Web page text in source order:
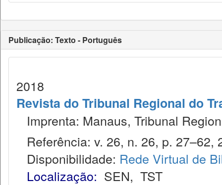
Publicação: Texto - Português
2018
Revista do Tribunal Regional do
Imprenta: Manaus, Tribunal
Referência: v. 26, n. 26, p. 27–62,
Disponibilidade: Rede Virtual de
Localização: SEN, TST